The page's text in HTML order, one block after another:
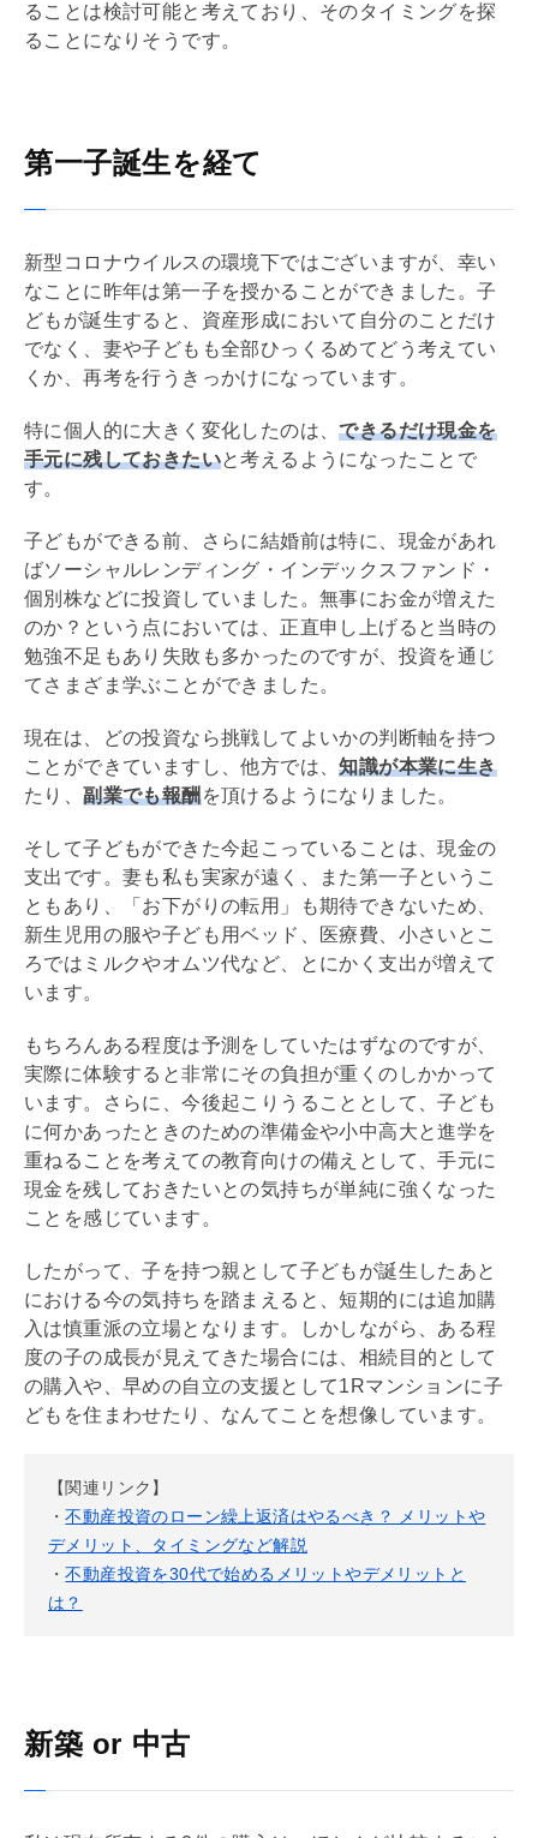
ることは検討可能と考えており、そのタイミングを探
ることになりそうです。
第一子誕生を経て
新型コロナウイルスの環境下ではございますが、幸い
なことに昨年は第一子を授かることができました。子
どもが誕生すると、資産形成において自分のことだけ
でなく、妻や子どもも全部ひっくるめてどう考えてい
くか、再考を行うきっかけになっています。
特に個人的に大きく変化したのは、できるだけ現金を
手元に残しておきたいと考えるようになったことで
す。
子どもができる前、さらに結婚前は特に、現金があれ
ばソーシャルレンディング・インデックスファンド・
個別株などに投資していました。無事にお金が増えた
のか？という点においては、正直申し上げると当時の
勉強不足もあり失敗も多かったのですが、投資を通じ
てさまざま学ぶことができました。
現在は、どの投資なら挑戦してよいかの判断軸を持つ
ことができていますし、他方では、知識が本業に生き
たり、副業でも報酬を頂けるようになりました。
そして子どもができた今起こっていることは、現金の
支出です。妻も私も実家が遠く、また第一子というこ
ともあり、「お下がりの転用」も期待できないため、
新生児用の服や子ども用ベッド、医療費、小さいとこ
ろではミルクやオムツ代など、とにかく支出が増えて
います。
もちろんある程度は予測をしていたはずなのですが、
実際に体験すると非常にその負担が重くのしかかって
います。さらに、今後起こりうることとして、子ども
に何かあったときのための準備金や小中高大と進学を
重ねることを考えての教育向けの備えとして、手元に
現金を残しておきたいとの気持ちが単純に強くなった
ことを感じています。
したがって、子を持つ親として子どもが誕生したあと
における今の気持ちを踏まえると、短期的には追加購
入は慎重派の立場となります。しかしながら、ある程
度の子の成長が見えてきた場合には、相続目的として
の購入や、早めの自立の支援として1Rマンションに子
どもを住まわせたり、なんてことを想像しています。
【関連リンク】
・不動産投資のローン繰上返済はやるべき？ メリットや
デメリット、タイミングなど解説
・不動産投資を30代で始めるメリットやデメリットと
は？
新築 or 中古